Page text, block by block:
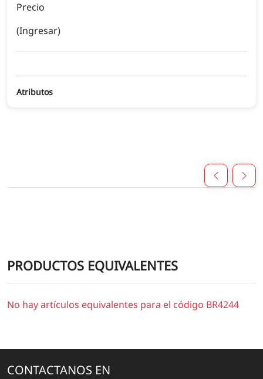
Precio
(Ingresar)
Atributos
PRODUCTOS EQUIVALENTES
No hay artículos equivalentes para el código BR4244
CONTACTANOS EN